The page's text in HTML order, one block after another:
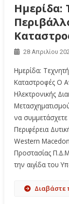
Ημερίδα:
28 Απριλίου
Ημερίδα:
Καταστροφές Ο
Ηλεκτρονικής
να
Περιφέρεια
Western
Προστασίας
την αιγίδα του
Διαβάστε